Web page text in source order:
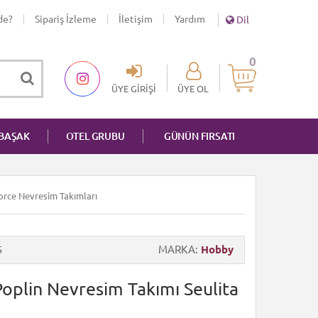
Sipariş İzleme İletişim Yardım Dil
0
ÜYE GIRIŞI ÜYE OL
OTEL GRUBU GÜNÜN FIRSATI
Nevresim Takımları
MARKA Hobby
Nevresim Takımı Seulita